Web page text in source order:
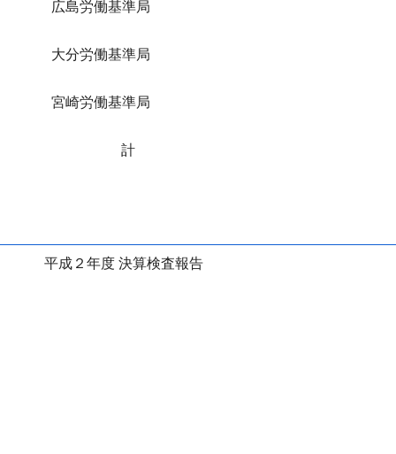
広島労働基準局
大分労働基準局
宮崎労働基準局
計
平成２年度 決算検査報告